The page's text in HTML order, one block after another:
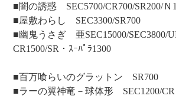
■闇の誘惑 SEC5700/CR700/SR200/Ｎ
■屋敷わらし SEC3300/SR700
■幽鬼うさぎ 亜SEC15000/SEC3800/
CR1500/SR・ｽｰﾊﾟﾗ1300
■百万喰らいのグラットン SR700
■ラーの翼神竜－球体形 SEC1200/CR